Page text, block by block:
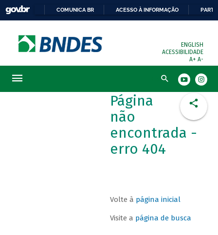
COMUNICA BR ACESSO À INFORMAÇÃO
ENGLISH
ACESSIBILIDADE
A+ A-
Busca
Página
não
encontrada -
erro 404
Volte à página inicial
Visite a página de busca